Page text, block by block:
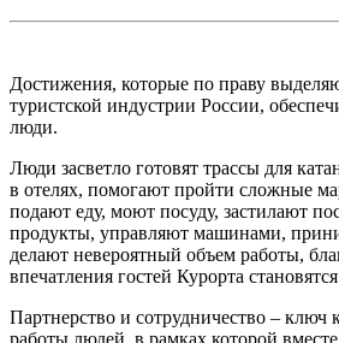
Достижения, которые по праву
туристской индустрии России,
люди.
Люди засветло готовят трассы для
в отелях, помогают пройти сложные
подают еду, моют посуду, застилают
продукты, управляют машинами,
делают невероятный объем работы,
впечатления гостей Курорта
Партнерство и сотрудничество – ключ
работы людей, в рамках которой вместе